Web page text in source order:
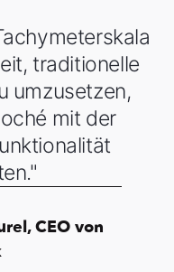
traditionelle
umzusetzen,
mit der
CEO von